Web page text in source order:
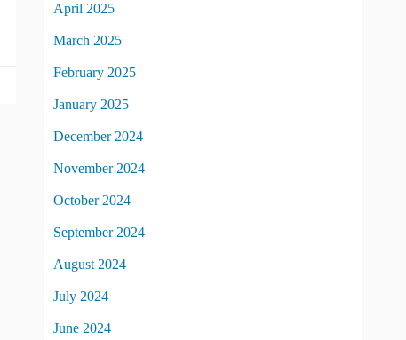
April 2025
March 2025
February 2025
January 2025
December 2024
November 2024
October 2024
September 2024
August 2024
July 2024
June 2024